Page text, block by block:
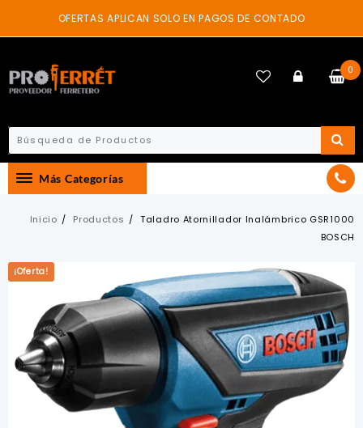
content
OFERTAS APLICAN SOLO EN PAGOS DE CONTADO
0
Más Categorías
Inicio Productos
Taladro Atornillador Inalámbrico GSR1000
BOSCH
¡Oferta!